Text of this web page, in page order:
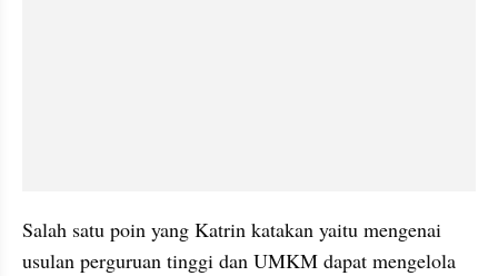
Salah satu poin yang Katrin katakan yaitu mengenai
usulan perguruan tinggi dan UMKM dapat mengelola